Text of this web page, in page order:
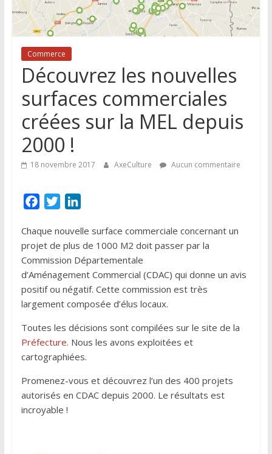
Lille
et
de
sa
région
Commerce
Découvrez les nouvelles
surfaces commerciales
créées sur la MEL depuis
2000 !
18 novembre 2017 AxeCulture Aucun commentaire
c
e
b
o
o
k
i
t
t
e
r
n
k
e
d
I
n
Chaque nouvelle surface commerciale concernant un
projet de plus de 1000 M2 doit passer par la
Commission Départementale
d’Aménagement Commercial (CDAC) qui donne un avis
positif ou négatif. Cette commission est très
largement composée d’élus locaux.
Toutes les décisions sont compilées sur le site de la
Préfecture. Nous les avons exploitées et
cartographiées.
Promenez-vous et découvrez l’un des 400 projets
autorisés en CDAC depuis 2000. Le résultats est
incroyable !